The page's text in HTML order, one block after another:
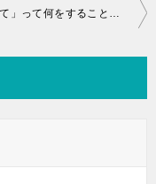
「子育て」って何をすることなのかな？